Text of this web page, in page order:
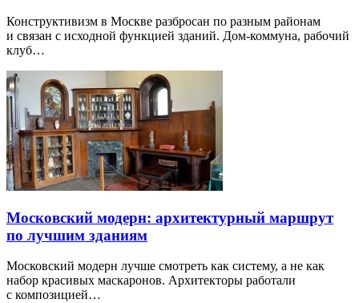
Конструктивизм в Москве разбросан по разным районам
и связан с исходной функцией зданий. Дом-коммуна, рабочий
клуб…
Московский модерн: архитектурный маршрут
по лучшим зданиям
Московский модерн лучше смотреть как систему, а не как
набор красивых маскаронов. Архитекторы работали
с композицией…